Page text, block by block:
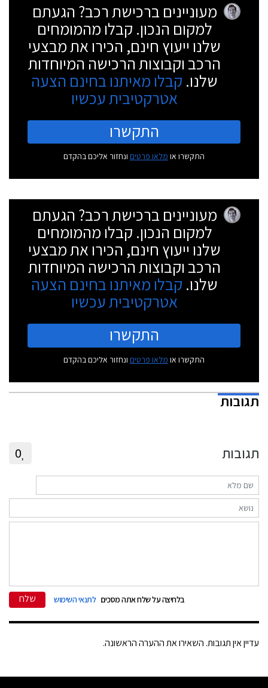
מעוניינים ברכישת רכב? הגעתם
למקום הנכון. קבלו מהמומחים
שלנו ייעוץ חינם, הכירו את מבצעי
הרכב וקבוצות הרכישה המיוחדות
שלנו. קבלו מאיתנו בחינם הצעה
אטרקטיבית עכשיו
התקשרו
התקשרו או מלאו פרטים ונחזור אליכם בהקדם
מעוניינים ברכישת רכב? הגעתם
למקום הנכון. קבלו מהמומחים
שלנו ייעוץ חינם, הכירו את מבצעי
הרכב וקבוצות הרכישה המיוחדות
שלנו. קבלו מאיתנו בחינם הצעה
אטרקטיבית עכשיו
התקשרו
התקשרו או מלאו פרטים ונחזור אליכם בהקדם
תגובות
תגובות 0
בלחיצה על שלח אתה מסכים לתנאי השימוש שלח
עדיין אין תגובות. השאירו את ההערה הראשונה.